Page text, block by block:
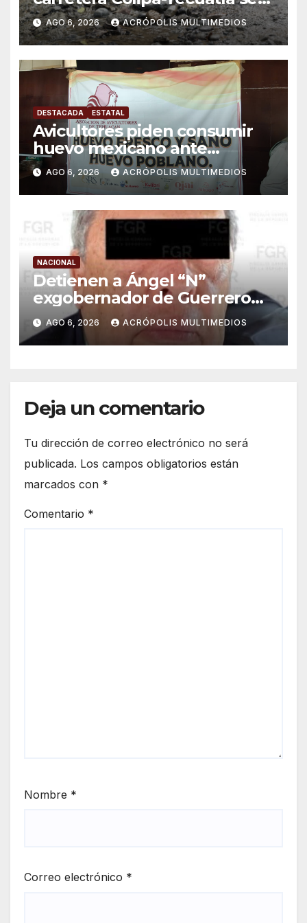
convierte en un riesgo diario
AGO 6, 2026 ACRÓPOLIS MULTIMEDIOS
DESTACADA ESTATAL
Avicultores piden consumir
huevo mexicano ante
importaciones
AGO 6, 2026 ACRÓPOLIS MULTIMEDIOS
NACIONAL
Detienen a Ángel “N”
exgobernador de Guerrero
por caso Ayotzinapa
AGO 6, 2026 ACRÓPOLIS MULTIMEDIOS
Deja un comentario
Tu dirección de correo electrónico no será
publicada. Los campos obligatorios están
marcados con *
Comentario *
Nombre *
Correo electrónico *